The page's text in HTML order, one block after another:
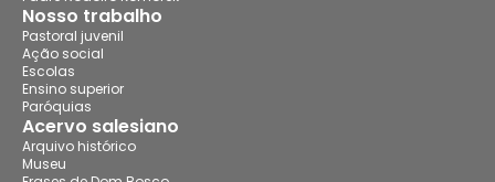
Nosso trabalho
Pastoral juvenil
Ação social
Escolas
Ensino superior
Paróquias
Acervo salesiano
Arquivo histórico
Museu